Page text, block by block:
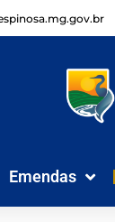
Emendas